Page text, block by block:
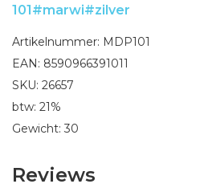
101 #marwi#zilver
Artikelnummer: MDP101
EAN: 8590966391011
SKU: 26657
btw: 21%
Gewicht: 30
Reviews